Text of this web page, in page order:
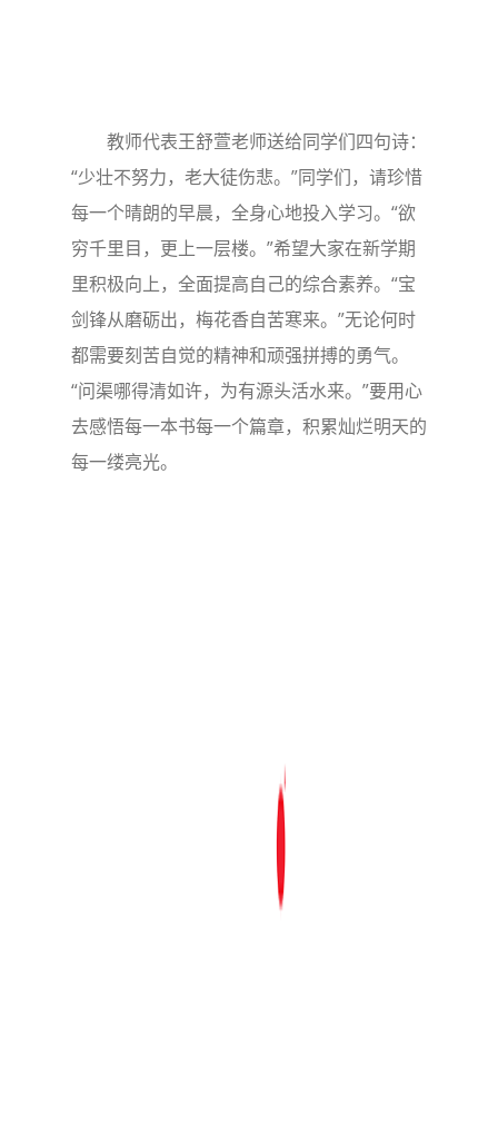
教师代表王舒萱老师送给同学们四句诗：
“少壮不努力，老大徒伤悲。”同学们，请珍惜
每一个晴朗的早晨，全身心地投入学习。“欲
穷千里目，更上一层楼。”希望大家在新学期
里积极向上，全面提高自己的综合素养。“宝
剑锋从磨砺出，梅花香自苦寒来。”无论何时
都需要刻苦自觉的精神和顽强拼搏的勇气。
“问渠哪得清如许，为有源头活水来。”要用心
去感悟每一本书每一个篇章，积累灿烂明天的
每一缕亮光。